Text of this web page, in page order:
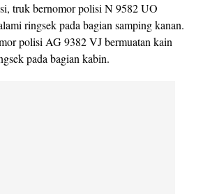
truk bernomor polisi N 9582 UO
ringsek pada bagian samping kanan.
polisi AG 9382 VJ bermuatan kain
pada bagian kabin.